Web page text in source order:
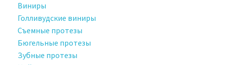
Виниры
Голливудские виниры
Съемные протезы
Бюгельные протезы
Зубные протезы